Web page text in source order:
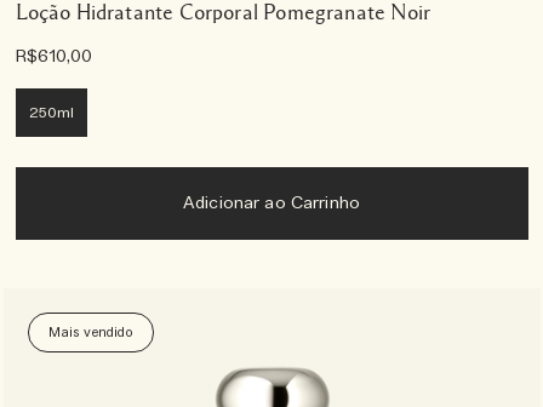
Loção Hidratante Corporal Pomegranate Noir
R$610,00
250ml
Adicionar ao Carrinho
Mais vendido